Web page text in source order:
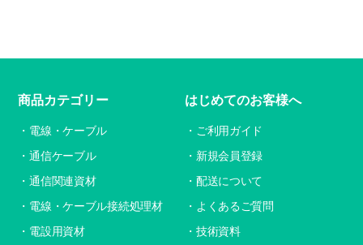
商品カテゴリー
電線・ケーブル
通信ケーブル
通信関連資材
電線・ケーブル接続処理材
電設用資材
はじめてのお客様へ
ご利用ガイド
新規会員登録
配送について
よくあるご質問
技術資料